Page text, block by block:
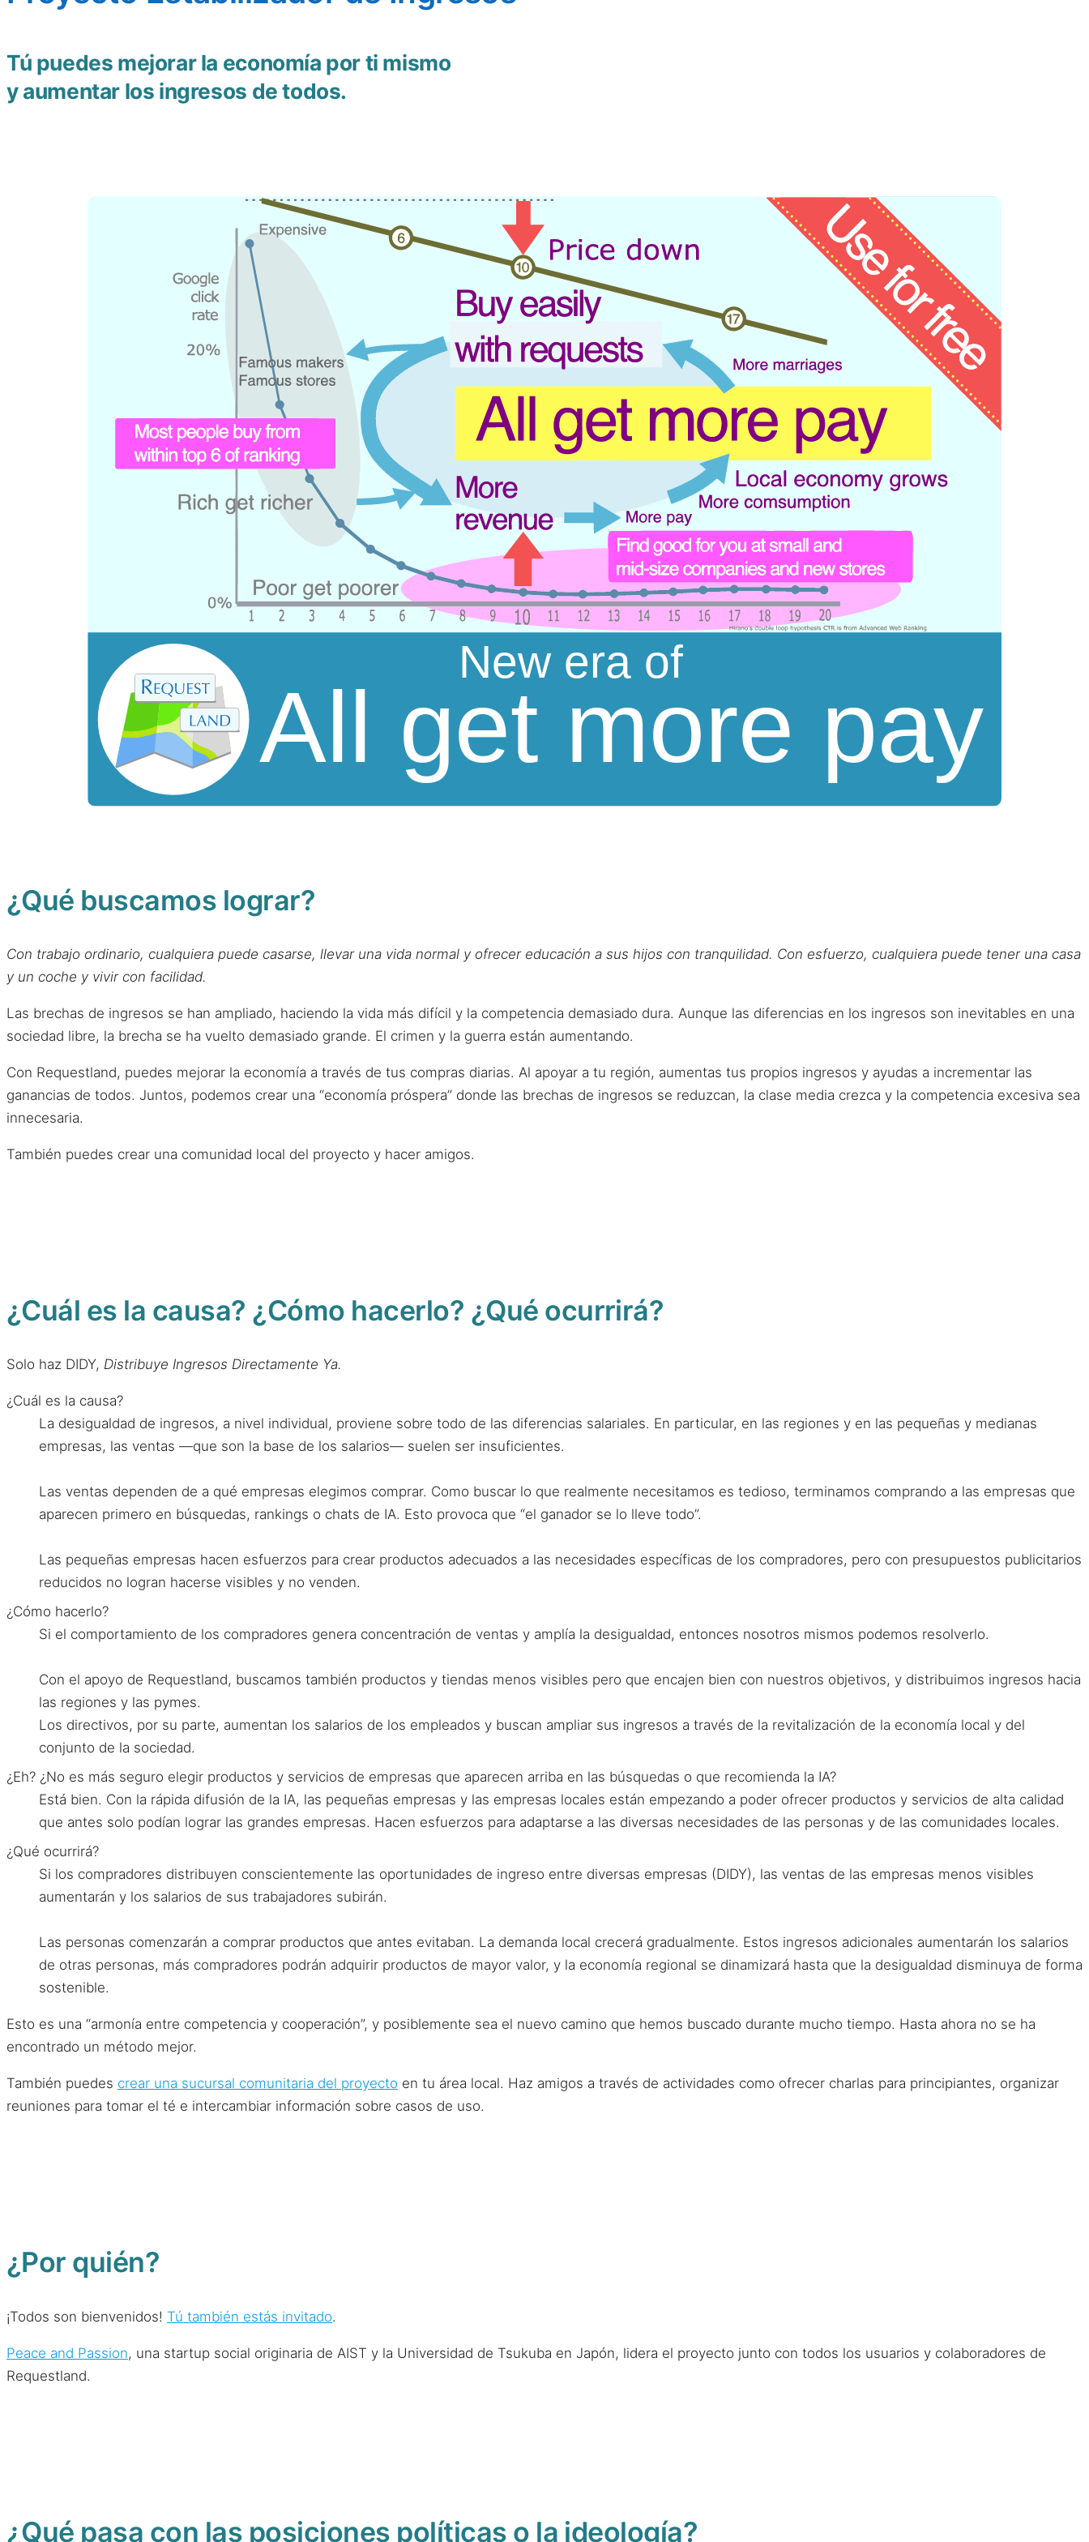
Tú puedes mejorar la economía por ti mismo
y aumentar los ingresos de todos.
¿Qué buscamos lograr?
Con trabajo ordinario, cualquiera puede casarse, llevar una vida normal y ofrecer educación a sus hijos con tranquilidad. Con esfuerzo, cualquiera puede tener una casa
y un coche y vivir con facilidad.
Las brechas de ingresos se han ampliado, haciendo la vida más difícil y la competencia demasiado dura. Aunque las diferencias en los ingresos son inevitables en una
sociedad libre, la brecha se ha vuelto demasiado grande. El crimen y la guerra están aumentando.
Con Requestland, puedes mejorar la economía a través de tus compras diarias. Al apoyar a tu región, aumentas tus propios ingresos y ayudas a incrementar las
ganancias de todos. Juntos, podemos crear una “economía próspera” donde las brechas de ingresos se reduzcan, la clase media crezca y la competencia excesiva sea
innecesaria.
También puedes crear una comunidad local del proyecto y hacer amigos.
¿Cuál es la causa? ¿Cómo hacerlo? ¿Qué ocurrirá?
Solo haz DIDY, Distribuye Ingresos Directamente Ya.
¿Cuál es la causa?
La desigualdad de ingresos, a nivel individual, proviene sobre todo de las diferencias salariales. En particular, en las regiones y en las pequeñas y medianas
empresas, las ventas —que son la base de los salarios— suelen ser insuficientes.
Las ventas dependen de a qué empresas elegimos comprar. Como buscar lo que realmente necesitamos es tedioso, terminamos comprando a las empresas que
aparecen primero en búsquedas, rankings o chats de IA. Esto provoca que “el ganador se lo lleve todo”.
Las pequeñas empresas hacen esfuerzos para crear productos adecuados a las necesidades específicas de los compradores, pero con presupuestos publicitarios
reducidos no logran hacerse visibles y no venden.
¿Cómo hacerlo?
Si el comportamiento de los compradores genera concentración de ventas y amplía la desigualdad, entonces nosotros mismos podemos resolverlo.
Con el apoyo de Requestland, buscamos también productos y tiendas menos visibles pero que encajen bien con nuestros objetivos, y distribuimos ingresos hacia
las regiones y las pymes.
Los directivos, por su parte, aumentan los salarios de los empleados y buscan ampliar sus ingresos a través de la revitalización de la economía local y del
conjunto de la sociedad.
¿Eh? ¿No es más seguro elegir productos y servicios de empresas que aparecen arriba en las búsquedas o que recomienda la IA?
Está bien. Con la rápida difusión de la IA, las pequeñas empresas y las empresas locales están empezando a poder ofrecer productos y servicios de alta calidad
que antes solo podían lograr las grandes empresas. Hacen esfuerzos para adaptarse a las diversas necesidades de las personas y de las comunidades locales.
¿Qué ocurrirá?
Si los compradores distribuyen conscientemente las oportunidades de ingreso entre diversas empresas (DIDY), las ventas de las empresas menos visibles
aumentarán y los salarios de sus trabajadores subirán.
Las personas comenzarán a comprar productos que antes evitaban. La demanda local crecerá gradualmente. Estos ingresos adicionales aumentarán los salarios
de otras personas, más compradores podrán adquirir productos de mayor valor, y la economía regional se dinamizará hasta que la desigualdad disminuya de forma
sostenible.
Esto es una “armonía entre competencia y cooperación”, y posiblemente sea el nuevo camino que hemos buscado durante mucho tiempo. Hasta ahora no se ha
encontrado un método mejor.
También puedes crear una sucursal comunitaria del proyecto en tu área local. Haz amigos a través de actividades como ofrecer charlas para principiantes, organizar
reuniones para tomar el té e intercambiar información sobre casos de uso.
¿Por quién?
¡Todos son bienvenidos! Tú también estás invitado.
Peace and Passion, una startup social originaria de AIST y la Universidad de Tsukuba en Japón, lidera el proyecto junto con todos los usuarios y colaboradores de
Requestland.
¿Qué pasa con las posiciones políticas o la ideología?